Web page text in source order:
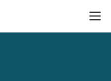
Ouvrir
Fermer